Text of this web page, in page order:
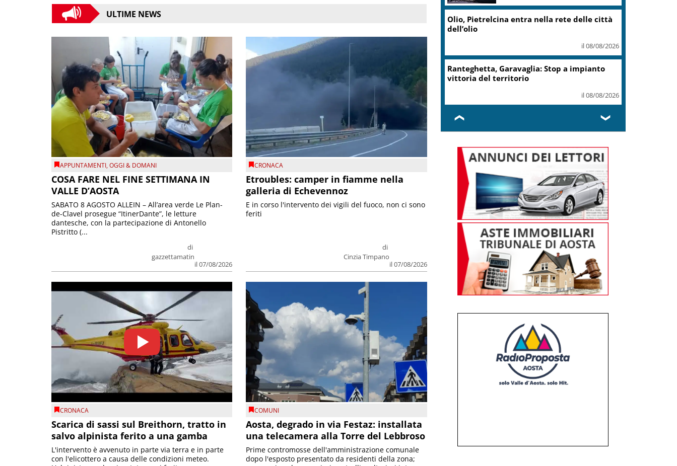
ULTIME NEWS
APPUNTAMENTI,OGGI & DOMANI
COSA FARE NEL FINE SETTIMANA IN
VALLE D’AOSTA
di
gazzettamatin
il 07/08/2026
SABATO 8 AGOSTO ALLEIN – All’area verde Le Plan-
de-Clavel prosegue “ItinerDante”, le letture
dantesche, con la partecipazione di Antonello
Pistritto (...
CRONACA
Etroubles: camper in fiamme nella
galleria di Echevennoz
di
Cinzia Timpano
il 07/08/2026
E in corso l'intervento dei vigili del fuoco, non ci sono
feriti
CRONACA
Scarica di sassi sul Breithorn, tratto in
salvo alpinista ferito a una gamba
L'intervento è avvenuto in parte via terra e in parte
con l'elicottero a causa delle condizioni meteo.
COMUNI
Aosta, degrado in via Festaz: installata
una telecamera alla Torre del Lebbroso
Prime contromosse dell'amministrazione comunale
dopo l'esposto presentato da residenti della zona;
il 07/08/2026
il 07/08/2026
Telepass: +20% di interesse
per i viaggi in auto
il 07/08/2026
❮ ❯